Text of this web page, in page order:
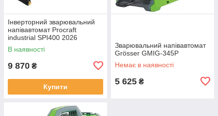
Інверторний зварювальний
напівавтомат Procraft
industrial SPI400 2026
В наявності
9 870 ₴
Купити
Зварювальний напівавтомат
Grösser GMIG-345P
Немає в наявності
5 625 ₴